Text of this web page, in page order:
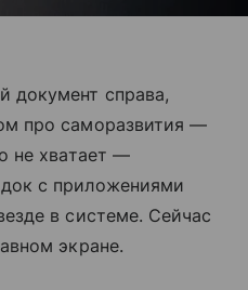
справа,
про саморазвития —
не хватает —
с приложениями
в системе. Сейчас
экране.